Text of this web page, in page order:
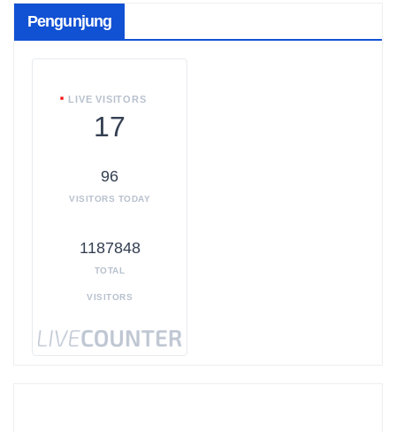
Pengunjung
LIVE VISITORS
17
96
VISITORS TODAY
1187848
TOTAL
VISITORS